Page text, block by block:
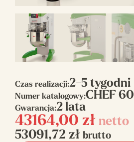
Czas realizacji:2-5 tygodni
Numer katalogowy:CHEF 60
Gwarancja:2 lata
43164,00 zł netto
53091,72 zł brutto